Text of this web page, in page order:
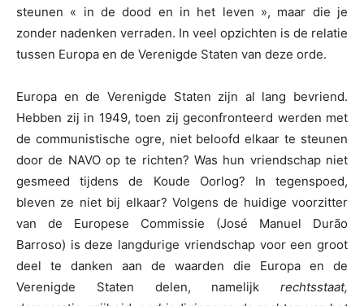
steunen « in de dood en in het leven », maar die je
zonder nadenken verraden. In veel opzichten is de relatie
tussen Europa en de Verenigde Staten van deze orde.
Europa en de Verenigde Staten zijn al lang bevriend.
Hebben zij in 1949, toen zij geconfronteerd werden met
de communistische ogre, niet beloofd elkaar te steunen
door de NAVO op te richten? Was hun vriendschap niet
gesmeed tijdens de Koude Oorlog? In tegenspoed,
bleven ze niet bij elkaar? Volgens de huidige voorzitter
van de Europese Commissie (José Manuel Durão
Barroso) is deze langdurige vriendschap voor een groot
deel te danken aan de waarden die Europa en de
Verenigde Staten delen, namelijk rechtsstaat,